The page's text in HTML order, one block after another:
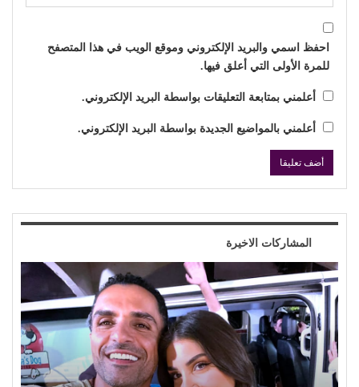
احفظ اسمي والبريد الإلكتروني وموقع الويب في هذا المتصفح
للمرة الأولى التي أعلق فيها.
أعلمني بمتابعة التعليقات بواسطة البريد الإلكتروني.
أعلمني بالمواضيع الجديدة بواسطة البريد الإلكتروني.
المشاركات الاخيرة